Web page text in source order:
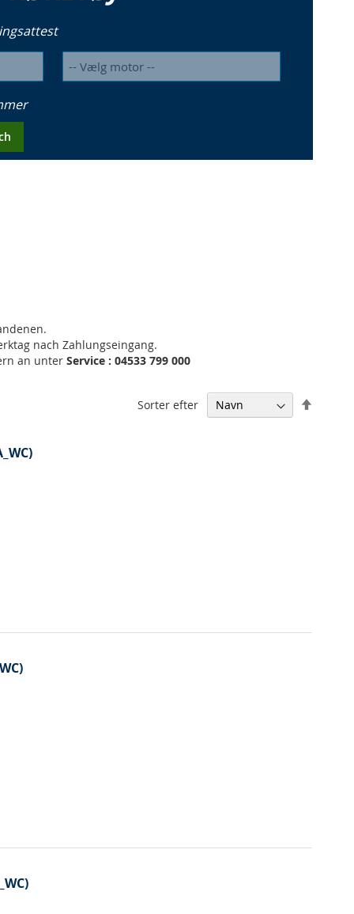
nach Zahlungseingang.
an unterService : 04533 799 000
Sorter efter